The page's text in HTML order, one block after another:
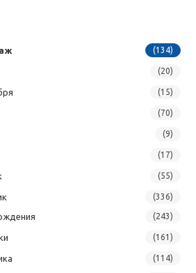
(134)
(20)
(15)
(70)
(9)
(17)
(55)
(336)
(243)
(161)
(114)